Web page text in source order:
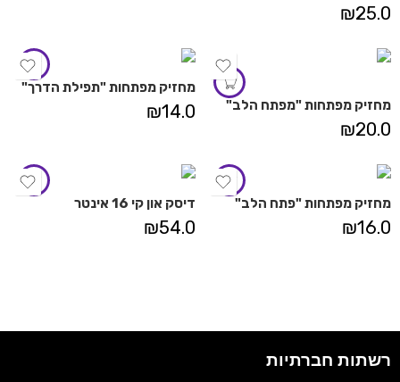
₪25.0
מחזיק מפתחות "מפתח הלב"
₪20.0
מחזיק מפתחות "תפילת הדרך"
₪14.0
מחזיק מפתחות "פתח הלב"
₪16.0
דיסק און קי 16 אינטר
₪54.0
רשתות חברתיות